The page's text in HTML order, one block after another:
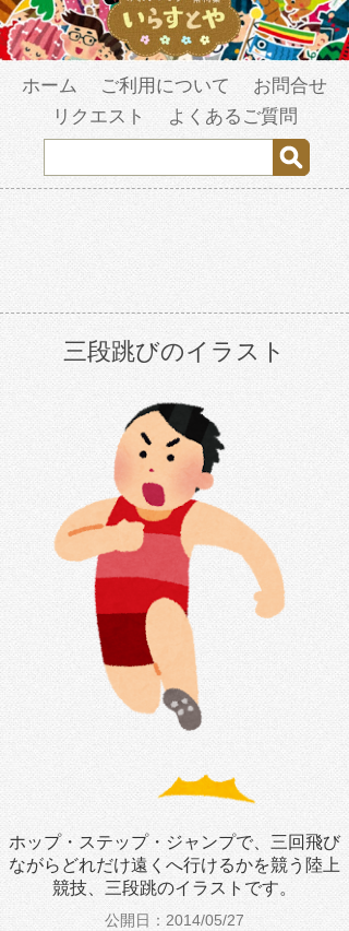
ホーム ご利用について
お問合せ
リクエスト
よくあるご質問
三段跳びのイラスト
ホップ・ステップ・ジャンプで、三回飛び
ながらどれだけ遠くへ行けるかを競う陸上
競技、三段跳のイラストです。
公開日：2014/05/27